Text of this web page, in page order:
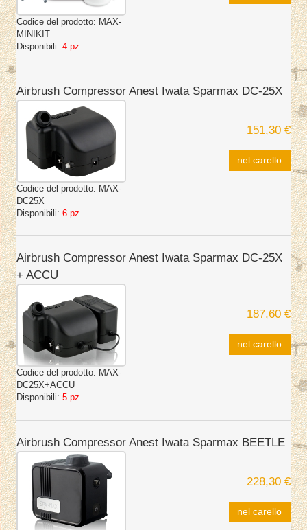
Codice del prodotto: MAX-
MINIKIT
Disponibili: 4 pz.
Airbrush Compressor Anest Iwata Sparmax DC-25X
Codice del prodotto: MAX-
DC25X
Disponibili: 6 pz.
151,30 €
nel carello
Airbrush Compressor Anest Iwata Sparmax DC-25X
+ ACCU
Codice del prodotto: MAX-
DC25X+ACCU
Disponibili: 5 pz.
187,60 €
nel carello
Airbrush Compressor Anest Iwata Sparmax BEETLE
228,30 €
nel carello